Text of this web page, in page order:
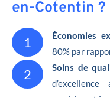
en-Cotentin ?
1 Économies
80% par
2 Soins de